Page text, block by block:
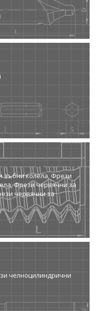
зъбни колела, Фрези
Фрези червячни за
червячни за
челноцилиндрични